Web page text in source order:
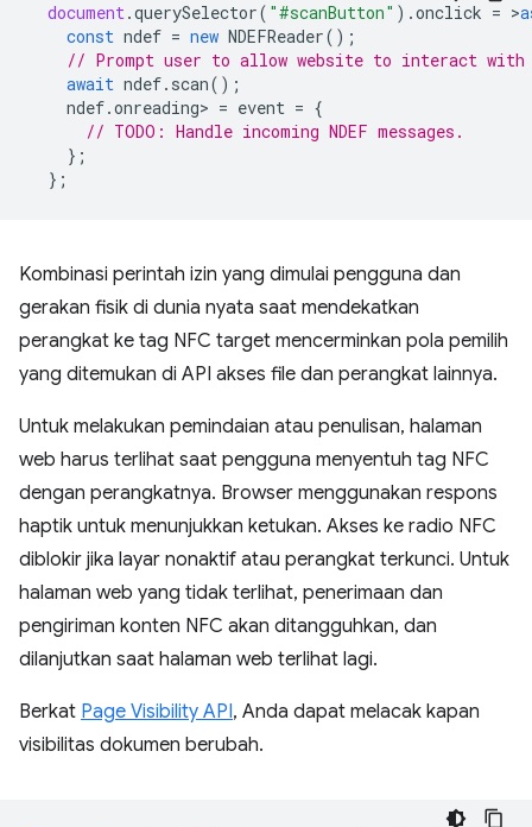
document.querySelector( "#scanButton" ).onclick = >
const ndef = new NDEFReader();
// Prompt user to allow website to interact with
await ndef. scan();
ndef.onreading> = event = {
// TODO: Handle incoming NDEF messages.
};
};
Kombinasi perintah izin yang dimulai pengguna dan
gerakan fisik di dunia nyata saat mendekatkan
perangkat ke tag NFC target mencerminkan pola pemilih
yang ditemukan di API akses file dan perangkat lainnya.
Untuk melakukan pemindaian atau penulisan, halaman
web harus terlihat saat pengguna menyentuh tag NFC
dengan perangkatnya. Browser menggunakan respons
haptik untuk menunjukkan ketukan. Akses ke radio NFC
diblokir jika layar nonaktif atau perangkat terkunci. Untuk
halaman web yang tidak terlihat, penerimaan dan
pengiriman konten NFC akan ditangguhkan, dan
dilanjutkan saat halaman web terlihat lagi.
Berkat Page Visibility API, Anda dapat melacak kapan
visibilitas dokumen berubah.